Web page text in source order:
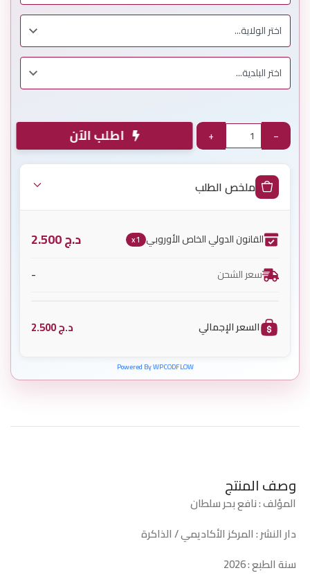
−
+ اطلب الآن
ملخص الطلب
القانون الدولي الخاص الأوروبي x1 د.ج
سعر الشحن -
السعر الإجمالي د.ج
Powered By WPCODFLOW
وصف المنتج
المؤلف : نافع بحر سلطان
دار النشر : المركز الأكاديمي / الذاكرة
سنة الطبع : 2026